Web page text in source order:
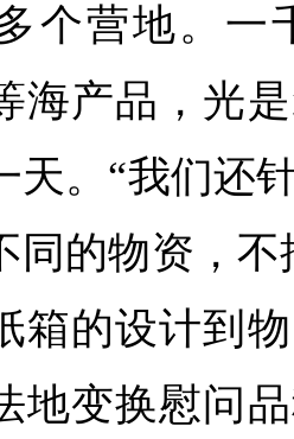
个营地。一
海产品，光
天。“我们还
同的物资，
箱的设计到
地变换慰问